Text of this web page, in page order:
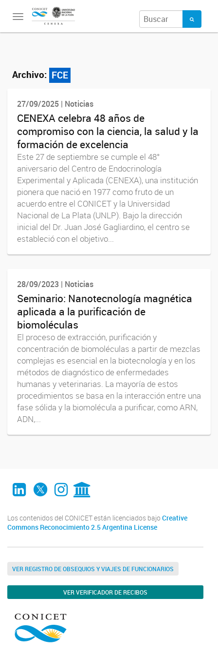
Toggle
Archivo: FCE
27/09/2025 | Noticias
CENEXA celebra 48 años de
compromiso con la ciencia, la salud y la
formación de excelencia
Este 27 de septiembre se cumple el 48°
aniversario del Centro de Endocrinología
Experimental y Aplicada (CENEXA), una institución
pionera que nació en 1977 como fruto de un
acuerdo entre el CONICET y la Universidad
Nacional de La Plata (UNLP). Bajo la dirección
inicial del Dr. Juan José Gagliardino, el centro se
estableció con el objetivo...
28/09/2023 | Noticias
Seminario: Nanotecnología magnética
aplicada a la purificación de
biomoléculas
El proceso de extracción, purificación y
concentración de biomoléculas a partir de mezclas
complejas es esencial en la biotecnología y en los
métodos de diagnóstico de enfermedades
humanas y veterinarias. La mayoría de estos
procedimientos se basa en la interacción entre una
fase sólida y la biomolécula a purificar, como ARN,
ADN,...
LinkedIn
Twitter
Instagram
CONICET Digital
Los contenidos del CONICET están licenciados bajo Creative
Commons Reconocimiento 2.5 Argentina License
VER REGISTRO DE OBSEQUIOS Y VIAJES DE FUNCIONARIOS
VER VERIFICADOR DE RECIBOS